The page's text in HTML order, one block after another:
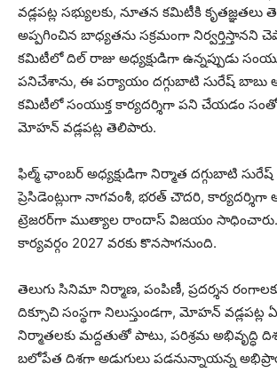
వడ్లపట్ల సభ్యులకు, నూతన కమిటీకి కృతజ్ఞతలు
అప్పగించిన బాధ్యతను సక్రమంగా నిర్వర్తిస్తానని
క‌మిటీలో దిల్‌ రాజు అధ్యక్షుడిగా ఉన్నప్పుడు
పనిచేశాను, ఈ పర్యాయం దగ్గుబాటి సురేష్ బాబు
క‌మిటీలో సంయుక్త కార్యదర్శిగా ప‌ని చేయ‌డం
మోహన్ వడ్లపట్ల తెలిపారు.
ఫిల్మ్ ఛాంబర్ అధ్యక్షుడిగా నిర్మాత దగ్గుబాటి
ప్రెసిడెంట్లుగా నాగవంశీ, భరత్ చౌదరి, కార్యదర్శిగా
ట్రెజరర్‌గా ముత్యాల రాందాస్ విజయం
కార్యవర్గం 2027 వరకు కొనసాగనుంది.
తెలుగు సినిమా నిర్మాణ, పంపిణీ, ప్రదర్శన
దిక్సూచి సంస్థగా నిలుస్తుండగా, మోహన్ వడ్లపట్ల
నిర్మాతలకు మద్దతుతో పాటు, పరిశ్రమ అభివృద్ధి
బలోపేత దిశగా అడుగులు పడనున్నాయన్న